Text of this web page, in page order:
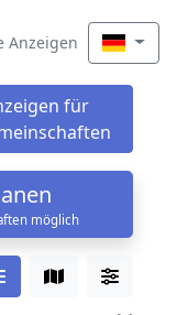
Anzeigen
für
möglich